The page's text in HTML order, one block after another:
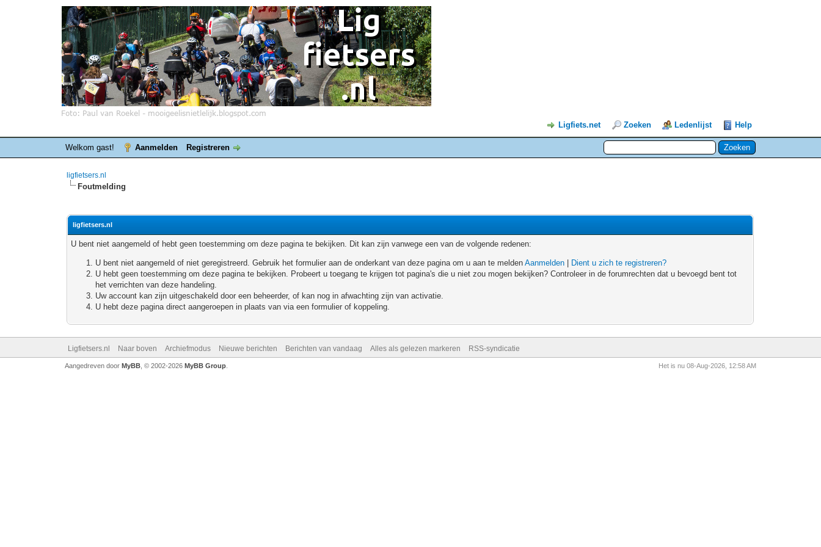
Ligfiets.net Zoeken Ledenlijst Help
Welkom gast! Aanmelden Registreren
ligfietsers.nl
Foutmelding
ligfietsers.nl
U bent niet aangemeld of hebt geen toestemming om deze pagina te bekijken. Dit kan zijn vanwege een van de volgende redenen:
U bent niet aangemeld of niet geregistreerd. Gebruik het formulier aan de onderkant van deze pagina om u aan te meldenAanmelden
Dient u zich te registreren?
U hebt geen toestemming om deze pagina te bekijken. Probeert u toegang te krijgen tot pagina's die u niet zou mogen bekijken? Controleer in de forumrechten dat u bevoegd bent tot
het verrichten van deze handeling.
Uw account kan zijn uitgeschakeld door een beheerder, of kan nog in afwachting zijn van activatie.
U hebt deze pagina direct aangeroepen in plaats van via een formulier of koppeling.
Ligfietsers.nl Naar boven Archiefmodus Nieuwe berichten Berichten van vandaag Alles als gelezen markeren RSS-syndicatie
Het is nu 08-Aug-2026, 12:58 AM
Aangedreven door MyBB, © 2002-2026 MyBB Group.